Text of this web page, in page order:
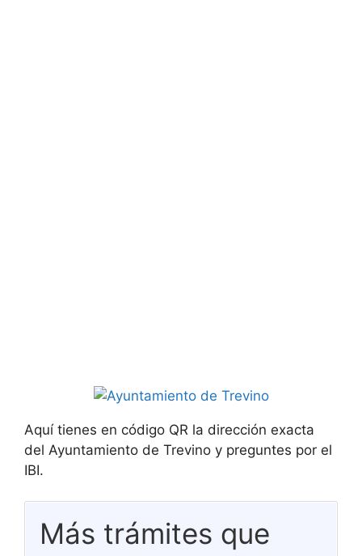
Aquí tienes en código QR la dirección exacta
del Ayuntamiento de Trevino y preguntes por el
IBI.
Más trámites que